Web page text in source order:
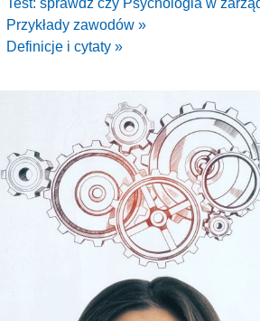
Test: sprawdź czy Psychologia w
Przykłady zawodów »
Definicje i cytaty »